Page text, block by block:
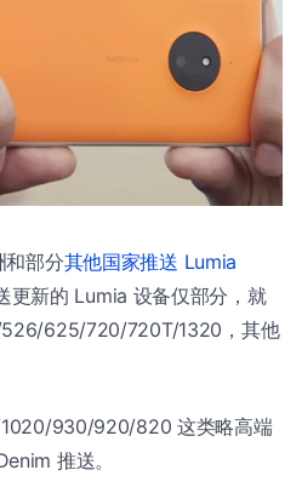
和部分其他国家推送 Lumia
更新的 Lumia 设备仅部分，就
625/720/720T/1320，其他
930/920/820 这类略高端
推送。